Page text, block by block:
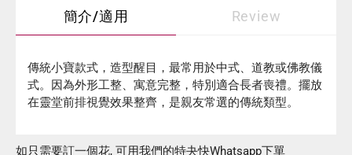
簡介/適用 Review
傳統小寶款式，造型醒目，最常用於中式、道教或佛教儀
式。因為外形工整、寓意完整，特別適合長者喪禮。擺放
在靈堂前排視覺效果整齊，是親友常選的傳統類型。
如只需要訂一個花, 可用我們的特夬快Whatsapp下單